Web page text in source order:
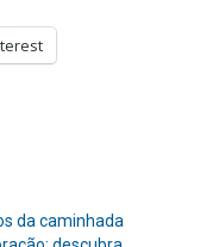
da caminhada